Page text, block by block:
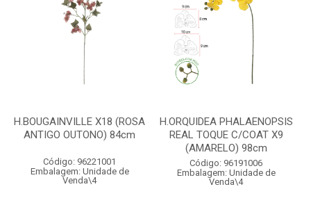
H.BOUGAINVILLE X18 (ROSA
ANTIGO OUTONO) 84cm
Código: 96221001
Embalagem: Unidade de
Venda\4
H.ORQUIDEA PHALAENOPSIS
REAL TOQUE C/COAT X9
(AMARELO) 98cm
Código: 96191006
Embalagem: Unidade de
Venda\4